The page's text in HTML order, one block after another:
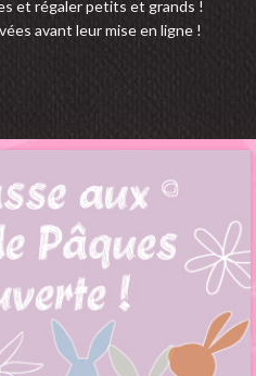
et régaler petits et grands !
avant leur mise en ligne !